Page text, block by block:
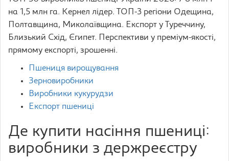
на 1,5 млн га. Кернел лідер. ТОП-3 регіони Одещина,
Полтавщина, Миколаївщина. Експорт у Туреччину,
Близький Схід, Єгипет. Перспективи у преміум-якості,
прямому експорті, зрошенні.
Пшениця вирощування
Зерновиробники
Виробники кукурудзи
Експорт пшениці
Де купити насіння пшениці:
виробники з держреєстру